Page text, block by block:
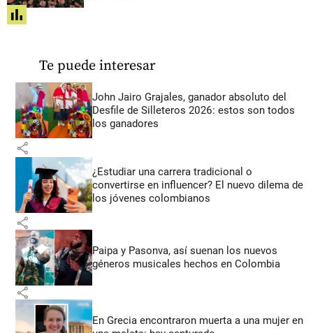
share
Te puede interesar
John Jairo Grajales, ganador absoluto del
Desfile de Silleteros 2026: estos son todos
los ganadores
share
¿Estudiar una carrera tradicional o
convertirse en influencer? El nuevo dilema de
los jóvenes colombianos
share
Paipa y Pasonva, así suenan los nuevos
géneros musicales hechos en Colombia
share
En Grecia encontraron muerta a una mujer en